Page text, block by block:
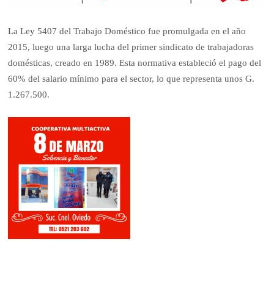
La Ley 5407 del Trabajo Doméstico fue promulgada en el año
2015, luego una larga lucha del primer sindicato de trabajadoras
domésticas, creado en 1989. Esta normativa estableció el pago del
60% del salario mínimo para el sector, lo que representa unos G.
1.267.500.